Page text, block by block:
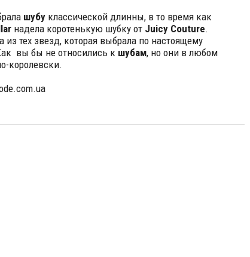
шубуклассической длинны, в то время как
надела коротенькую шубку от Juicy Couture.
из тех звезд, которая выбрала по настоящему
вы бы не относились к шубам, но они в любом
королевски.